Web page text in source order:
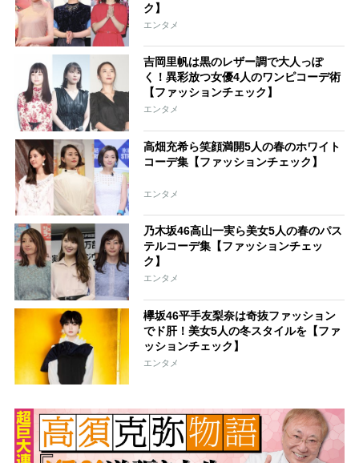
ク】
エンタメ
吉岡里帆は黒のレザー調で大人っぽ
く！異彩放つ女優4人のワンピコーデ術
【ファッションチェック】
エンタメ
高畑充希ら笑顔満開5人の春のホワイト
コーデ集【ファッションチェック】
エンタメ
乃木坂46高山一実ら美女5人の春のパス
テルコーデ集【ファッションチェッ
ク】
エンタメ
欅坂46平手友梨奈は奇抜ファッション
でド肝！美女5人の冬スタイルを【ファ
ッションチェック】
エンタメ